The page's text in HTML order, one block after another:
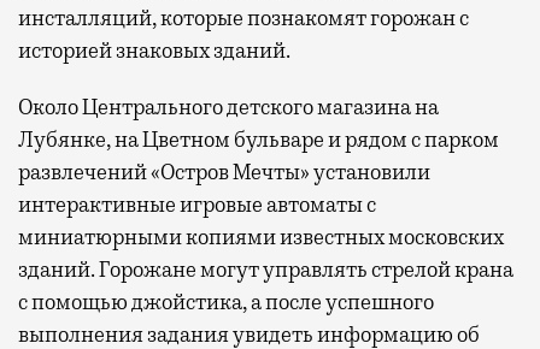
инсталляций, которые познакомят горожан с
историей знаковых зданий.
Около Центрального детского магазина на
Лубянке, на Цветном бульваре и рядом с парком
развлечений «Остров Мечты» установили
интерактивные игровые автоматы с
миниатюрными копиями известных московских
зданий. Горожане могут управлять стрелой крана
с помощью джойстика, а после успешного
выполнения задания увидеть информацию об